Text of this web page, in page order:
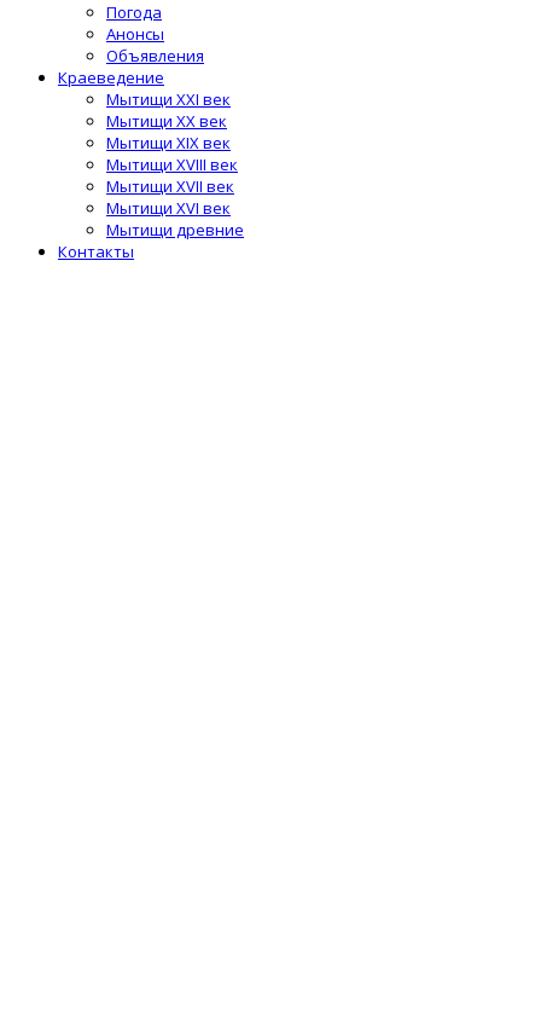
Погода
Анонсы
Объявления
Краеведение
Мытищи XXI век
Мытищи XX век
Мытищи XIX век
Мытищи XVIII век
Мытищи XVII век
Мытищи XVI век
Мытищи древние
Контакты